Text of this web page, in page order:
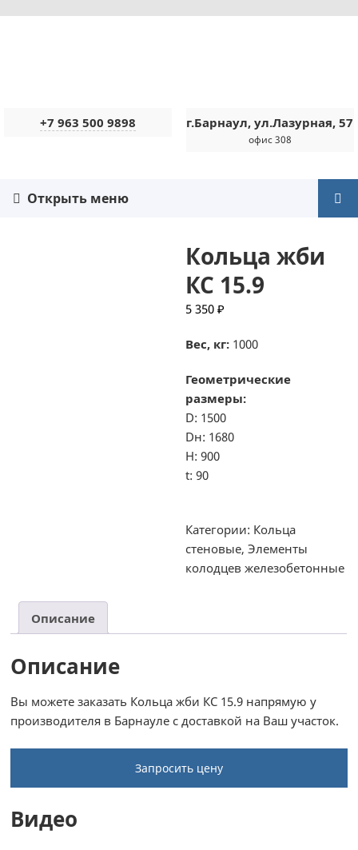
+7 963 500 9898 г.Барнаул, ул.Лазурная, 57
офис 308
Открыть меню
Кольца жби
КС 15.9
5 350₽
Вес, кг: 1000
Геометрические
размеры:
D: 1500
Dн: 1680
H: 900
t: 90
Категории: Кольца
стеновые,Элементы
колодцев железобетонные
Описание
Описание
Вы можете заказать Кольца жби КС 15.9 напрямую у
производителя в Барнауле с доставкой на Ваш участок.
Запросить цену
Видео